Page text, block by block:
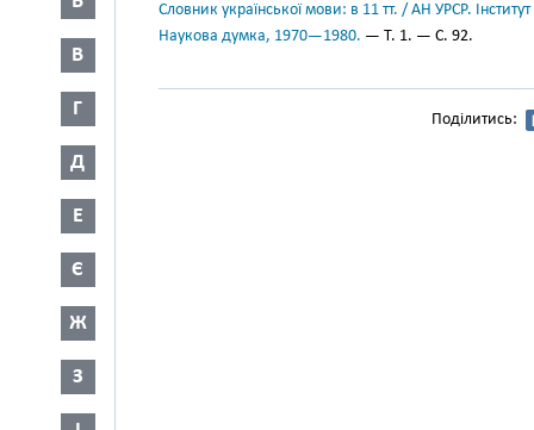
В
Г
Д
Е
Є
Ж
З
Словник української мови: в 11 тт. / АН УРСР.
Наукова думка, 1970—1980. — Т. 1. — С. 92.
Поділитись: